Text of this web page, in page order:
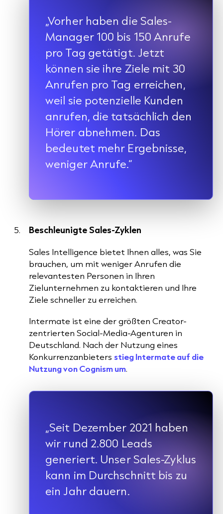
„Vorher haben die Sales-
Manager 100 bis 150 Anrufe
pro Tag getätigt. Jetzt
können sie ihre Ziele mit 30
Anrufen pro Tag erreichen,
weil sie potenzielle Kunden
anrufen, die tatsächlich den
Hörer abnehmen. Das
bedeutet mehr Ergebnisse,
weniger Anrufe.“
Beschleunigte Sales-Zyklen
Sales Intelligence bietet Ihnen alles, was Sie
brauchen, um mit weniger Anrufen die
relevantesten Personen in Ihren
Zielunternehmen zu kontaktieren und Ihre
Ziele schneller zu erreichen.
Intermate ist eine der größten Creator-
zentrierten Social-Media-Agenturen in
Deutschland. Nach der Nutzung eines
Konkurrenzanbieters stieg Intermate auf die
Nutzung von Cognism um.
„Seit Dezember 2021 haben
wir rund 2.800 Leads
generiert. Unser Sales-Zyklus
kann im Durchschnitt bis zu
ein Jahr dauern.